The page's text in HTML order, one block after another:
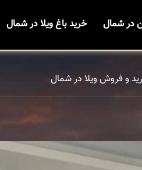
در شمال خرید باغ ویلا در شمال
و فروش ویلا در شمال